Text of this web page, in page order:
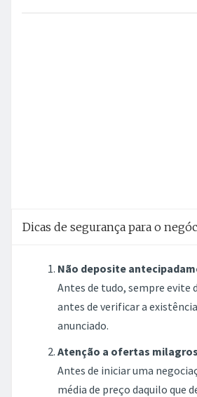
Dicas de segurança para o
Não deposite
Antes de tudo, sempre evite
antes de verificar a
anunciado.
Atenção a ofertas
Antes de iniciar uma
média de preço daquilo que